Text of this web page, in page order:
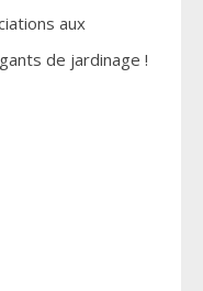
aux
de jardinage !